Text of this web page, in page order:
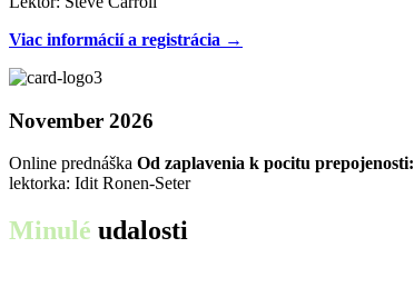
Viac informácií a registrácia →
November 2026
Online prednáška Od zaplavenia k pocitu prepojenosti:
lektorka: Idit Ronen-Seter
Minulé udalosti